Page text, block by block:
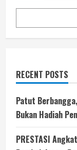
RECENT POSTS
Patut
Bukan Hadiah
PRESTASI